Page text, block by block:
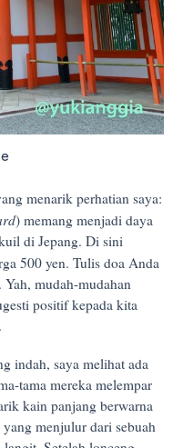
menarik perhatian saya:
) memang menjadi daya
di Jepang. Di sini
500 yen. Tulis doa Anda
mudah-mudahan
positif kepada kita
indah, saya melihat ada
tama mereka melempar
kain panjang berwarna
menjulur dari sebuah